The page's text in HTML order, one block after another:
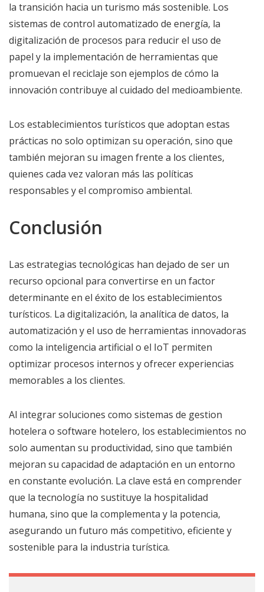
la transición hacia un turismo más sostenible. Los
sistemas de control automatizado de energía, la
digitalización de procesos para reducir el uso de
papel y la implementación de herramientas que
promuevan el reciclaje son ejemplos de cómo la
innovación contribuye al cuidado del medioambiente.
Los establecimientos turísticos que adoptan estas
prácticas no solo optimizan su operación, sino que
también mejoran su imagen frente a los clientes,
quienes cada vez valoran más las políticas
responsables y el compromiso ambiental.
Conclusión
Las estrategias tecnológicas han dejado de ser un
recurso opcional para convertirse en un factor
determinante en el éxito de los establecimientos
turísticos. La digitalización, la analítica de datos, la
automatización y el uso de herramientas innovadoras
como la inteligencia artificial o el IoT permiten
optimizar procesos internos y ofrecer experiencias
memorables a los clientes.
Al integrar soluciones como sistemas de gestion
hotelera o software hotelero, los establecimientos no
solo aumentan su productividad, sino que también
mejoran su capacidad de adaptación en un entorno
en constante evolución. La clave está en comprender
que la tecnología no sustituye la hospitalidad
humana, sino que la complementa y la potencia,
asegurando un futuro más competitivo, eficiente y
sostenible para la industria turística.